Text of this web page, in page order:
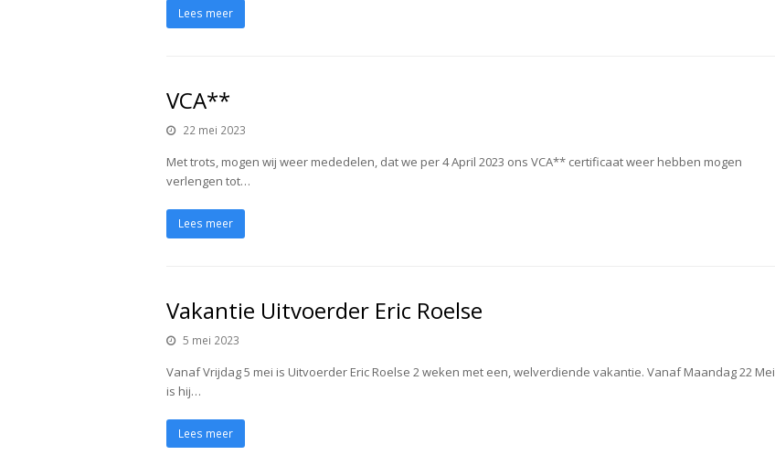
Lees meer
VCA**
22 mei 2023
Met trots, mogen wij weer mededelen, dat we per 4 April 2023 ons VCA** certificaat weer hebben mogen
verlengen tot…
Lees meer
Vakantie Uitvoerder Eric Roelse
5 mei 2023
Vanaf Vrijdag 5 mei is Uitvoerder Eric Roelse 2 weken met een, welverdiende vakantie. Vanaf Maandag 22 Mei
is hij…
Lees meer